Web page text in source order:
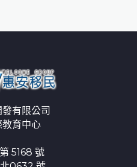
有限公司
教育中心
5168 號